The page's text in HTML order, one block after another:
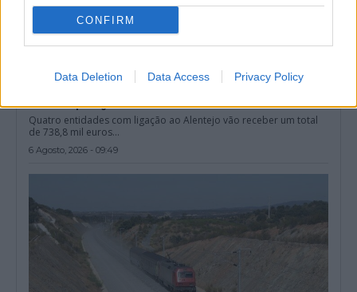
CONFIRM
Data Deletion Data Access Privacy Policy
em áreas protegidas
Quatro entidades com ligação ao Alentejo vão receber um total
de 738,8 mil euros...
6 Agosto, 2026 - 09:49